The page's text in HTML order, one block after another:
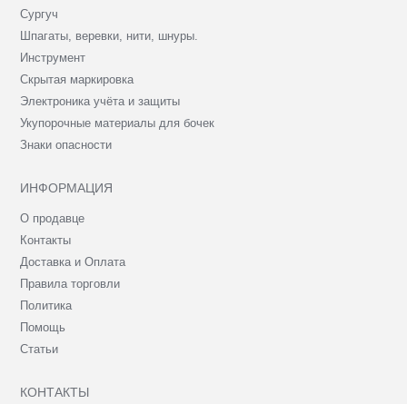
Сургуч
Шпагаты, веревки, нити, шнуры.
Инструмент
Скрытая маркировка
Электроника учёта и защиты
Укупорочные материалы для бочек
Знаки опасности
ИНФОРМАЦИЯ
О продавце
Контакты
Доставка и Оплата
Правила торговли
Политика
Помощь
Статьи
КОНТАКТЫ